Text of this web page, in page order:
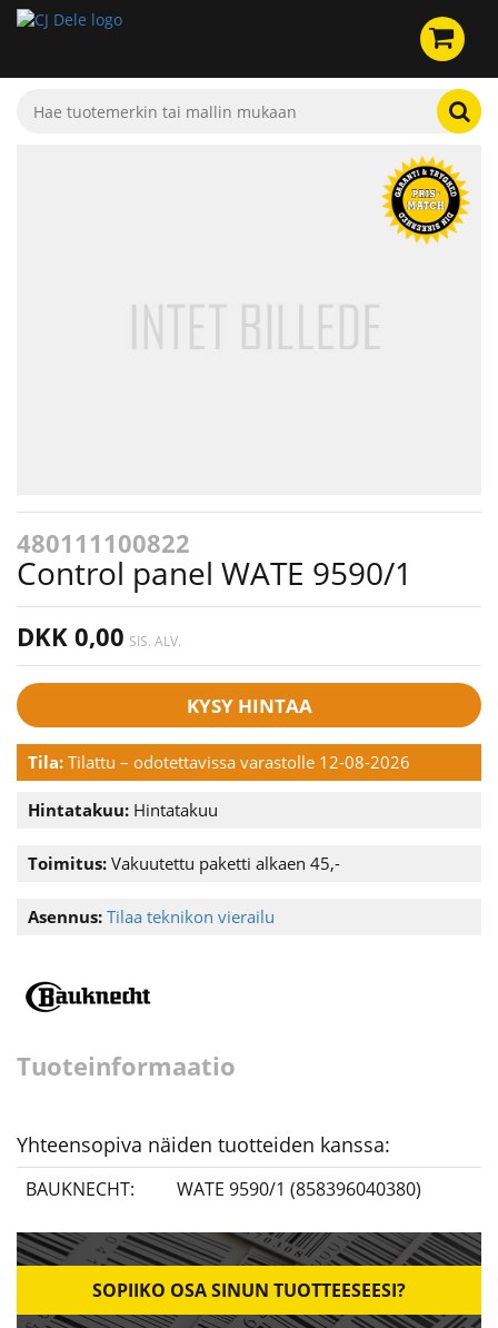
480111100822
Control panel WATE 9590/1
DKK 0,00 SIS. ALV.
KYSY HINTAA
Tila: Tilattu – odotettavissa varastolle 12-08-2026
Hintatakuu: Hintatakuu
Toimitus: Vakuutettu paketti alkaen 45,-
Asennus: Tilaa teknikon vierailu
Tuoteinformaatio
Yhteensopiva näiden tuotteiden kanssa:
BAUKNECHT: WATE 9590/1 (858396040380)
SOPIIKO OSA SINUN TUOTTEESEESI?